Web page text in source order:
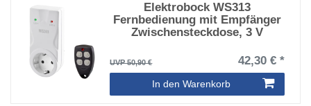
Elektrobock WS313
Fernbedienung mit Empfänger
Zwischensteckdose, 3 V
UVP 50,90 € 42,30 € *
In den Warenkorb